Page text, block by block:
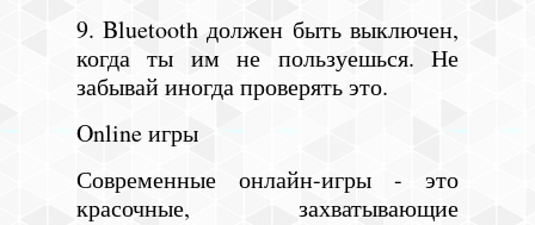
9. Bluetooth должен быть выключен,
когда ты им не пользуешься. Не
забывай иногда проверять это.
Online игры
Современные онлайн-игры - это
красочные, захватывающие